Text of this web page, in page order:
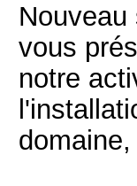
vous
notre